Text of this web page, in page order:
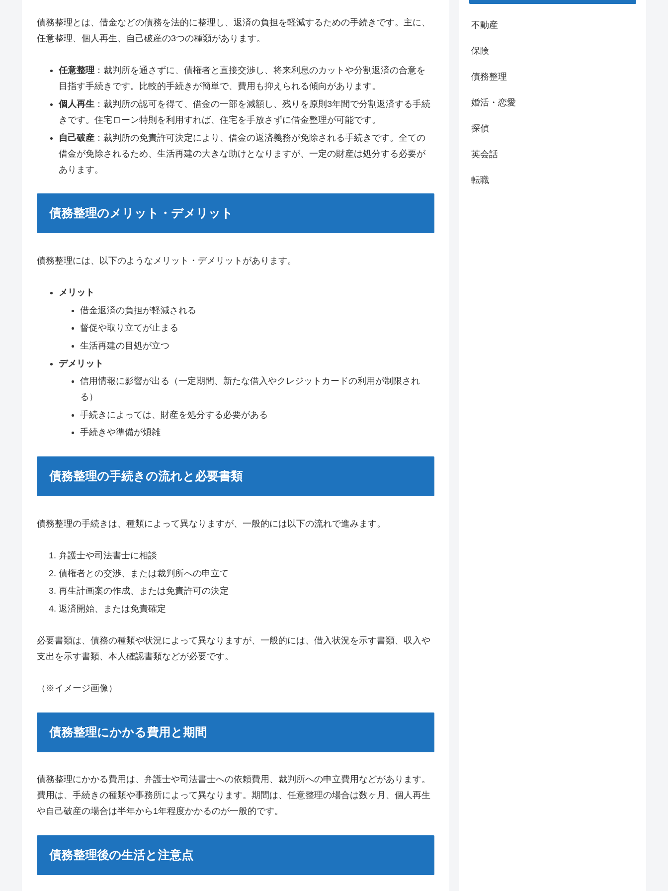
債務整理とは、借金などの債務を法的に整理し、返済の負担を軽減するための手続きです。主に、
任意整理、個人再生、自己破産の3つの種類があります。
任意整理 ：裁判所を通さずに、債権者と直接交渉し、将来利息のカットや分割返済の合意を
目指す手続きです。比較的手続きが簡単で、費用も抑えられる傾向があります。
個人再生 ：裁判所の認可を得て、借金の一部を減額し、残りを原則3年間で分割返済する手続
きです。住宅ローン特則を利用すれば、住宅を手放さずに借金整理が可能です。
自己破産：裁判所の免責許可決定により、借金の返済義務が免除される手続きです。全ての
借金が免除されるため、生活再建の大きな助けとなりますが、一定の財産は処分する必要が
あります。
債務整理のメリット・デメリット
債務整理には、以下のようなメリット・デメリットがあります。
メリット
借金返済の負担が軽減される
督促や取り立てが止まる
生活再建の目処が立つ
デメリット
信用情報に影響が出る（一定期間、新たな借入やクレジットカードの利用が制限され
る）
手続きによっては、財産を処分する必要がある
手続きや準備が煩雑
債務整理の手続きの流れと必要書類
債務整理の手続きは、種類によって異なりますが、一般的には以下の流れで進みます。
弁護士や司法書士に相談
債権者との交渉、または裁判所への申立て
再生計画案の作成、または免責許可の決定
返済開始、または免責確定
必要書類は、債務の種類や状況によって異なりますが、一般的には、借入状況を示す書類、収入や
支出を示す書類、本人確認書類などが必要です。
（※イメージ画像）
債務整理にかかる費用と期間
債務整理にかかる費用は、弁護士や司法書士への依頼費用、裁判所への申立費用などがあります。
費用は、手続きの種類や事務所によって異なります。期間は、 任意整理の場合は数ヶ月、 個人再生
や自己破産の場合は半年から1年程度かかるのが一般的です。
債務整理後の生活と注意点
不動産
保険
債務整理
婚活・恋愛
探偵
英会話
転職